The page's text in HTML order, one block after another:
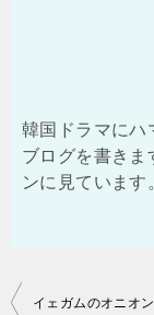
韓国ドラマにハ
ブログを書きま
ンに見ています
投